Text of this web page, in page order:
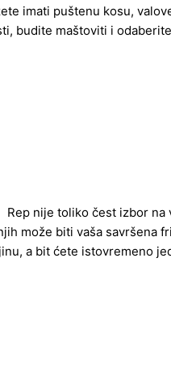
imati puštenu kosu,
budite maštoviti i
Rep nije toliko čest izbor na
može biti vaša savršena
a bit ćete istovremeno